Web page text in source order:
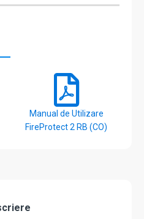
Manual de Utilizare
FireProtect 2 RB (CO)